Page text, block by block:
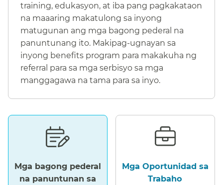
training, edukasyon, at iba pang pagkakataon
na maaaring makatulong sa inyong
matugunan ang mga bagong pederal na
panuntunang ito. Makipag-ugnayan sa
inyong benefits program para makakuha ng
referral para sa mga serbisyo sa mga
manggagawa na tama para sa inyo.​​
Mga bagong pederal
na panuntunan sa
Mga Oportunidad sa
Trabaho​​